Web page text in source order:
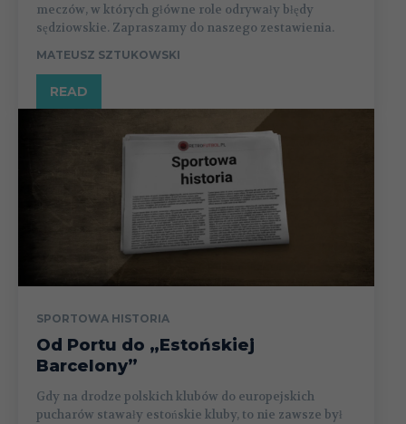
meczów, w których główne role odrywały błędy
sędziowskie. Zapraszamy do naszego zestawienia.
MATEUSZ SZTUKOWSKI
READ
SPORTOWA HISTORIA
Od Portu do „Estońskiej
Barcelony”
Gdy na drodze polskich klubów do europejskich
pucharów stawały estońskie kluby, to nie zawsze był